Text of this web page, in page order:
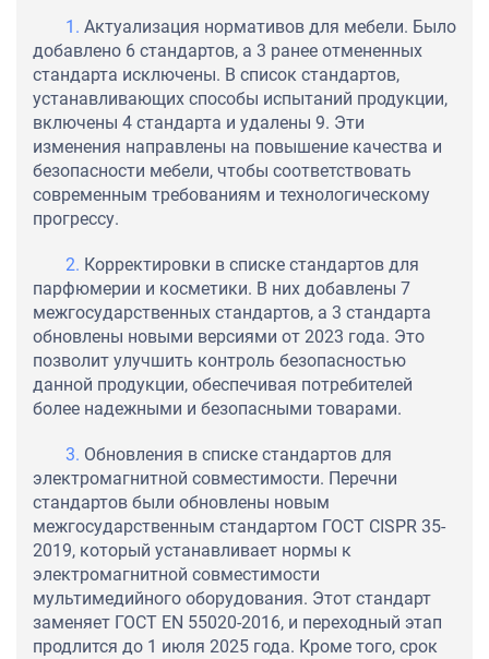
Актуализация нормативов для мебели. Было
добавлено 6 стандартов, а 3 ранее отмененных
стандарта исключены. В список стандартов,
устанавливающих способы испытаний продукции,
включены 4 стандарта и удалены 9. Эти
изменения направлены на повышение качества и
безопасности мебели, чтобы соответствовать
современным требованиям и технологическому
прогрессу.
Корректировки в списке стандартов для
парфюмерии и косметики. В них добавлены 7
межгосударственных стандартов, а 3 стандарта
обновлены новыми версиями от 2023 года. Это
позволит улучшить контроль безопасностью
данной продукции, обеспечивая потребителей
более надежными и безопасными товарами.
Обновления в списке стандартов для
электромагнитной совместимости. Перечни
стандартов были обновлены новым
межгосударственным стандартом ГОСТ CISPR 35-
2019, который устанавливает нормы к
электромагнитной совместимости
мультимедийного оборудования. Этот стандарт
заменяет ГОСТ EN 55020-2016, и переходный этап
продлится до 1 июля 2025 года. Кроме того, срок